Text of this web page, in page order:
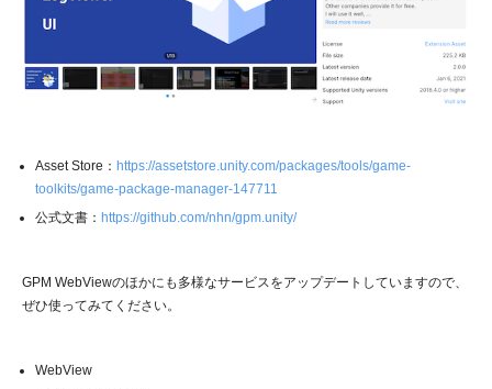
Asset Store： https://assetstore.unity.com/packages/tools/game-
toolkits/game-package-manager-147711
公式文書： https://github.com/nhn/gpm.unity/
GPM WebViewのほかにも多様なサービスをアップデートしていますので、
ぜひ使ってみてください。
WebView